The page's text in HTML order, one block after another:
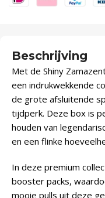
Beschrijving
Met de Shiny
een indrukwekkende
de grote afsluitende
tijdperk. Deze box is
houden van
en een flinke
In deze premium
booster packs,
mooie pulls uit deze